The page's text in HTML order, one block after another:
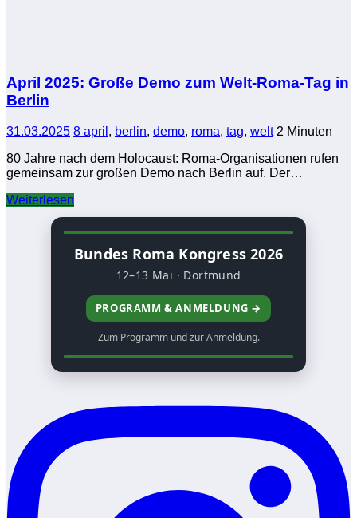
April 2025: Große Demo zum Welt-Roma-Tag in
Berlin
31.03.2025 8 april , berlin, demo, roma, tag, welt 2 Minuten
80 Jahre nach dem Holocaust: Roma-Organisationen rufen
gemeinsam zur großen Demo nach Berlin auf. Der…
Weiterlesen
Bundes Roma Kongress 2026
12–13 Mai · Dortmund
PROGRAMM & ANMELDUNG →
Zum Programm und zur Anmeldung.